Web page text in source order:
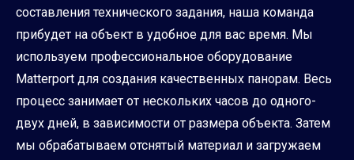
составления технического задания, наша команда
прибудет на объект в удобное для вас время. Мы
используем профессиональное оборудование
Matterport для создания качественных панорам. Весь
процесс занимает от нескольких часов до одного-
двух дней, в зависимости от размера объекта. Затем
мы обрабатываем отснятый материал и загружаем